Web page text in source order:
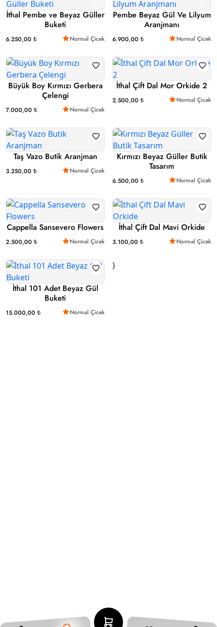
İthal Pembe ve Beyaz Güller
Buketi
6.250,00 ₺ Normal Çicek
Pembe Beyaz Gül Ve Lilyum
Aranjmanı
6.900,00 ₺ Normal Çicek
Büyük Boy Kırmızı Gerbera
Çelengi
7.000,00 ₺ Normal Çicek
İthal Çift Dal Mor Orkide 2
2.500,00 ₺ Normal Çicek
Taş Vazo Butik Aranjman
3.250,00 ₺ Normal Çicek
Kırmızı Beyaz Güller Butik
Tasarım
6.500,00 ₺ Normal Çicek
Cappella Sansevero Flowers
2.500,00 ₺ Normal Çicek
İthal Çift Dal Mavi Orkide
3.100,00 ₺ Normal Çicek
İthal 101 Adet Beyaz Gül
Buketi
15.000,00 ₺ Normal Çicek
}